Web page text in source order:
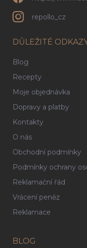
repollo_cz
DŮLEŽITÉ
Blog
Recepty
Moje objednávka
Dopravy a platby
Kontakty
O nás
Obchodní podmínky
Podmínky ochrany
Reklamační řád
Vrácení peněz
Reklamace
BLOG